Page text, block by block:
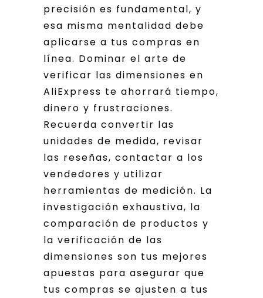
precisión es fundamental, y
esa misma mentalidad debe
aplicarse a tus compras en
línea. Dominar el arte de
verificar las dimensiones en
AliExpress te ahorrará tiempo,
dinero y frustraciones.
Recuerda convertir las
unidades de medida, revisar
las reseñas, contactar a los
vendedores y utilizar
herramientas de medición. La
investigación exhaustiva, la
comparación de productos y
la verificación de las
dimensiones son tus mejores
apuestas para asegurar que
tus compras se ajusten a tus